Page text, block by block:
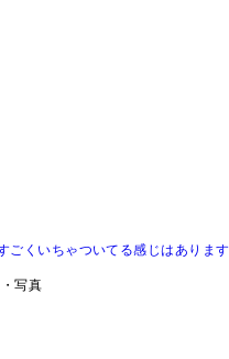
くいちゃついてる感じはあります
写真